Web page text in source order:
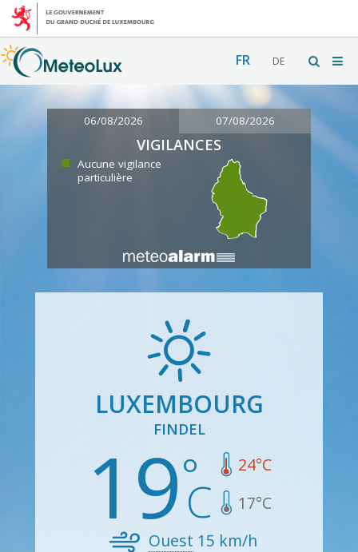
FR DE
06/08/2026 07/08/2026
VIGILANCES
Aucune vigilance
particulière
LUXEMBOURG
FINDEL
19 24°C
17°C
Ouest 15 km/h